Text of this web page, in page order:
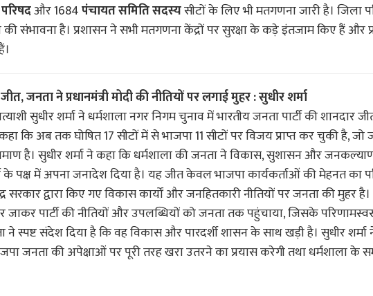
और 1684पंचायत समिति सदस्यसीटों के लिए भी मतगणना जारी है। जिला
संभावना है। प्रशासन ने सभी मतगणना केंद्रों पर सुरक्षा के कड़े इंतजाम किए हैं और
जनता ने प्रधानमंत्री मोदी की नीतियों पर लगाई मुहर : सुधीर शर्मा
सुधीर शर्मा ने धर्मशाला नगर निगम चुनाव में भारतीय जनता पार्टी की शानदार
कि अब तक घोषित 17 सीटों में से भाजपा 11 सीटों पर विजय प्राप्त कर चुकी है, जो
है। सुधीर शर्मा ने कहा कि धर्मशाला की जनता ने विकास, सुशासन और
के पक्ष में अपना जनादेश दिया है। यह जीत केवल भाजपा कार्यकर्ताओं की मेहनत का
सरकार द्वारा किए गए विकास कार्यों और जनहितकारी नीतियों पर जनता की मुहर
जाकर पार्टी की नीतियों और उपलब्धियों को जनता तक पहुंचाया, जिसके
ने स्पष्ट संदेश दिया है कि वह विकास और पारदर्शी शासन के साथ खड़ी है। सुधीर शर्मा
जनता की अपेक्षाओं पर पूरी तरह खरा उतरने का प्रयास करेगी तथा धर्मशाला के